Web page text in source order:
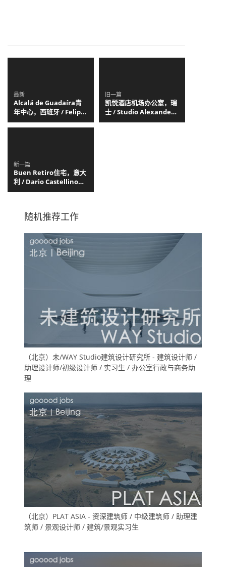
最新
Alcalá de Guadaíra青
年中心，西班牙 / Felipe
Retuerto + Dunar
Arquitectos
旧一篇
凯悦酒店机场办公室，瑞
士 / Studio Alexander
Fehre
新一篇
Buen Retiro住宅，意大
利 / Dario Castellino
Architect
随机推荐工作
（北京）未/WAY Studio建筑设计研究所 - 建筑设计师 /
助理设计师/初级设计师 / 实习生 / 办公室行政与商务助
理
（北京）PLAT ASIA - 资深建筑师 / 中级建筑师 / 助理建
筑师 / 景观设计师 / 建筑/景观实习生